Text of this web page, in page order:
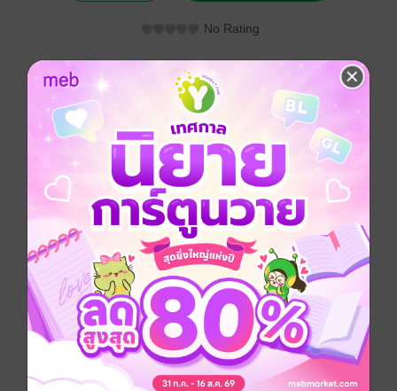
No Rating
อยากได้ ซื้อเป็นของขวัญ แชร์
ประเภทไฟล์ pdf
วันที่วางขาย 02 มิถุนายน 2565
ความยาว 69 หน้า
ราคาปก
ฉบับย้อนหลัง ดูทั้งหมด